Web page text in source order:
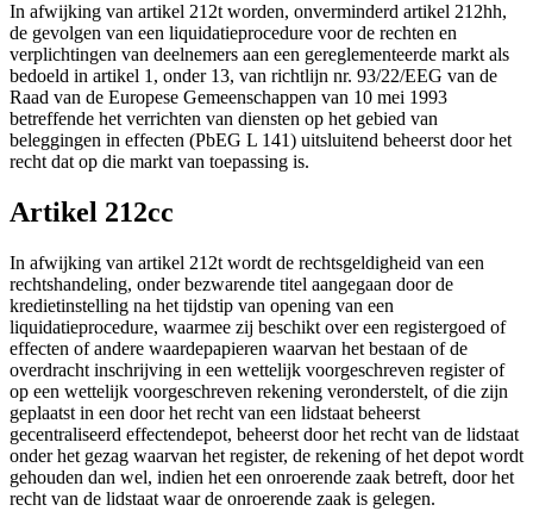
In afwijking van artikel 212t worden, onverminderd artikel 212hh,
de gevolgen van een liquidatieprocedure voor de rechten en
verplichtingen van deelnemers aan een gereglementeerde markt als
bedoeld in artikel 1, onder 13, van richtlijn nr. 93/22/EEG van de
Raad van de Europese Gemeenschappen van 10 mei 1993
betreffende het verrichten van diensten op het gebied van
beleggingen in effecten (PbEG L 141) uitsluitend beheerst door het
recht dat op die markt van toepassing is.
Artikel 212cc
In afwijking van artikel 212t wordt de rechtsgeldigheid van een
rechtshandeling, onder bezwarende titel aangegaan door de
kredietinstelling na het tijdstip van opening van een
liquidatieprocedure, waarmee zij beschikt over een registergoed of
effecten of andere waardepapieren waarvan het bestaan of de
overdracht inschrijving in een wettelijk voorgeschreven register of
op een wettelijk voorgeschreven rekening veronderstelt, of die zijn
geplaatst in een door het recht van een lidstaat beheerst
gecentraliseerd effectendepot, beheerst door het recht van de lidstaat
onder het gezag waarvan het register, de rekening of het depot wordt
gehouden dan wel, indien het een onroerende zaak betreft, door het
recht van de lidstaat waar de onroerende zaak is gelegen.